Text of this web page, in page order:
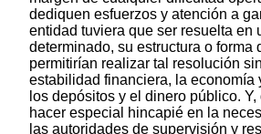
dediquen esfuerzos y atención a
entidad tuviera que ser resuelta en
determinado, su estructura o forma
permitirían realizar tal resolución
estabilidad financiera, la economía
los depósitos y el dinero público.
hacer especial hincapié en la
las autoridades de supervisión y